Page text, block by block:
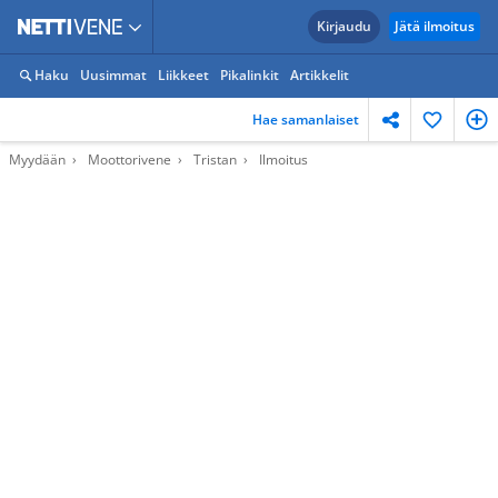
Kirjaudu Jätä ilmoitus
Haku Uusimmat Liikkeet Pikalinkit Artikkelit
Hae samanlaiset
Myydään Moottorivene Tristan Ilmoitus